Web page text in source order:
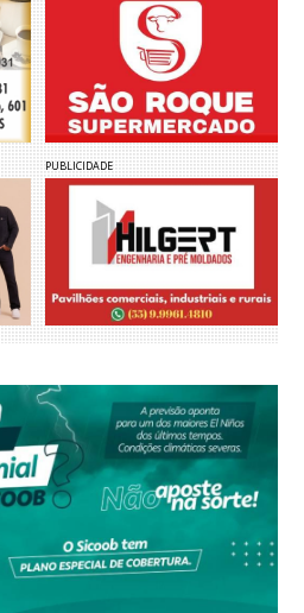
PUBLICIDADE